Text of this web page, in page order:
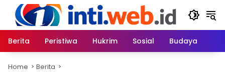
content
Berita
Peristiwa Hukrim Sosial Budaya
Home Berita